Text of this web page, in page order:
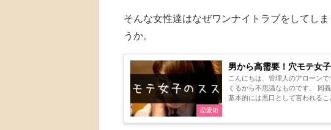
そんな女性達はなぜワンナイトラブをしてし
うか。
恋愛術
男から高需要！穴モテ女
こんにちは、管理人のアローンです。 「穴モテ女子」。 この言葉面だけをみても、その意味
くるから不思議なものです。 同義語でヤリマンという言葉がありますが、少々古臭く感じる今日この頃。
基本的には悪口として言われる